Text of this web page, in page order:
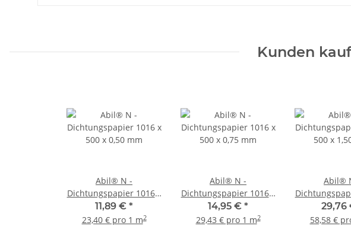
Kunden
Abil® N -
Dichtungspapier 1016 x
500 x 0,50 mm
11,89 € *
23,40 € pro 1 m2
Abil® N -
Dichtungspapier 1016 x
500 x 0,75 mm
14,95 € *
29,43 € pro 1 m2
Abil®
500 x
29,76
58,58 €